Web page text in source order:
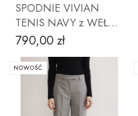
SPODNIE VIVIAN
TENIS NAVY z WEŁNY
LORO PIANA
Cena
790,00 zł
NOWOŚĆ